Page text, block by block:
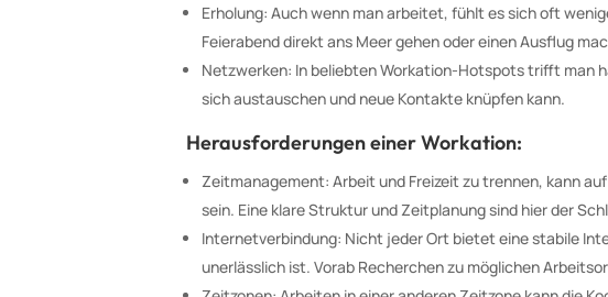
Erholung: Auch wenn man arbeitet, fühlt es sich oft
Feierabend direkt ans Meer gehen oder einen Ausflug
Netzwerken: In beliebten Workation-Hotspots trifft man
sich austauschen und neue Kontakte knüpfen kann.
Herausforderungen einer Workation:
Zeitmanagement: Arbeit und Freizeit zu trennen, kann
sein. Eine klare Struktur und Zeitplanung sind hier der
Internetverbindung: Nicht jeder Ort bietet eine stabile
unerlässlich ist. Vorab Recherchen zu möglichen